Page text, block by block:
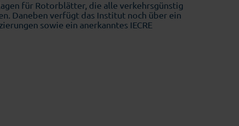
für Rotorblätter, die alle verkehrsgünstig
Daneben verfügt das Institut noch über ein
sowie ein anerkanntes IECRE